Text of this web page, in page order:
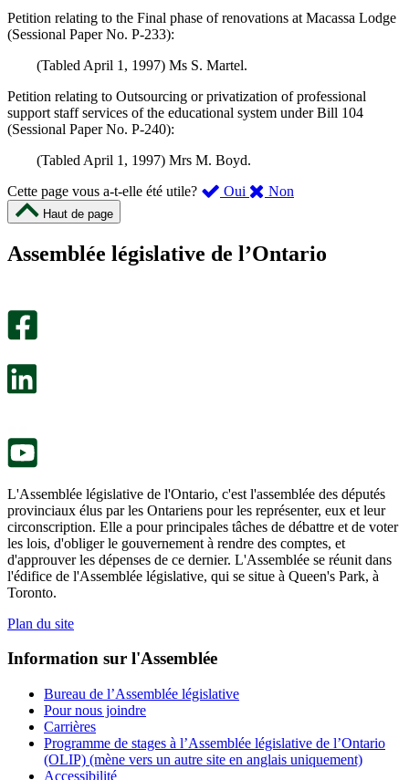
Petition relating to the Final phase of renovations at Macassa Lodge
(Sessional Paper No. P-233):
(Tabled April 1, 1997) Ms S. Martel.
Petition relating to Outsourcing or privatization of professional
support staff services of the educational system under Bill 104
(Sessional Paper No. P-240):
(Tabled April 1, 1997) Mrs M. Boyd.
Cette page vous a-t-elle été utile?
Oui ,
été
Non
m’a
Haut de page
Assemblée législative de l’Ontario
L'Assemblée législative de l'Ontario, c'est l'assemblée des députés
provinciaux élus par les Ontariens pour les représenter, eux et leur
circonscription. Elle a pour principales tâches de débattre et de voter
les lois, d'obliger le gouvernement à rendre des comptes, et
d'approuver les dépenses de ce dernier. L'Assemblée se réunit dans
l'édifice de l'Assemblée législative, qui se situe à Queen's Park, à
Toronto.
Plan du site
Information sur l'Assemblée
Bureau de l’Assemblée législative
Pour nous joindre
Carrières
Programme de stages à l’Assemblée législative de l’Ontario
(OLIP) (mène vers un autre site en anglais uniquement)
Accessibilité